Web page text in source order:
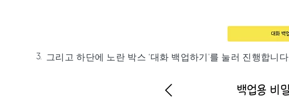
그리고 하단에 노란 박스 ‘대화 백업하기'를 눌러 진행합니다.